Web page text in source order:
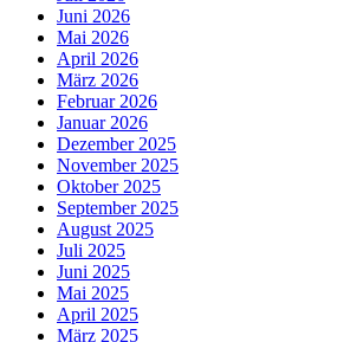
Juni 2026
Mai 2026
April 2026
März 2026
Februar 2026
Januar 2026
Dezember 2025
November 2025
Oktober 2025
September 2025
August 2025
Juli 2025
Juni 2025
Mai 2025
April 2025
März 2025